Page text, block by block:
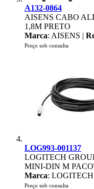
A132-0864
AISENS CABO
1,8M PRETO
Marca: AISENS |
Preço sob consulta
LOG993-001137
LOGITECH
MINI-DIN M
Marca: LOGITECH
Preço sob consulta